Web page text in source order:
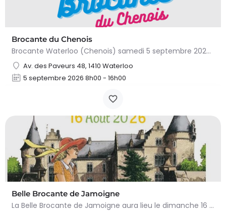
Brocante du Chenois
Brocante Waterloo (Chenois) samedi 5 septembre 2026 (8 à 16h) L’asbl Cap’Chenois vous propose de vendre et…
Av. des Paveurs 48, 1410 Waterloo
5 septembre 2026 8h00 - 16h00
Belle Brocante de Jamoigne
La Belle Brocante de Jamoigne aura lieu le dimanche 16 août 2026 de 6h00 à 18h00, proposant une centaine…